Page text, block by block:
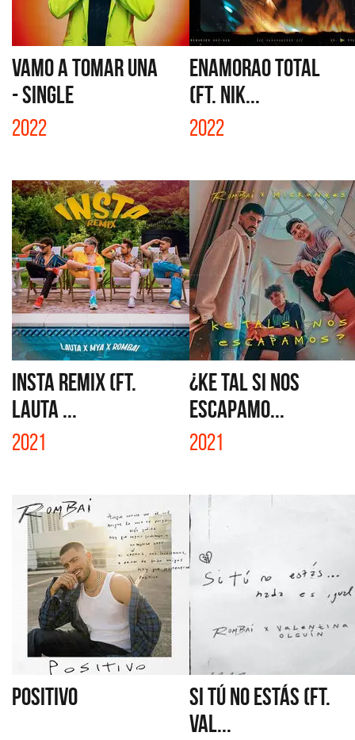
VAMO A TOMAR UNA
- SINGLE
2022
ENAMORAO TOTAL
(FT. NIK...
2022
INSTA REMIX (FT.
LAUTA ...
2021
¿KE TAL SI NOS
ESCAPAMO...
2021
POSITIVO
SI TÚ NO ESTÁS (FT.
VAL...